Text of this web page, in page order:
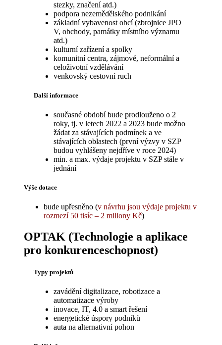
stezky, značení atd.)
podpora nezemědělského podnikání
základní vybavenost obcí (zbrojnice JPO
V, obchody, památky místního významu
atd.)
kulturní zařízení a spolky
komunitní centra, zájmové, neformální a
celoživotní vzdělávání
venkovský cestovní ruch
Další informace
současné období bude prodlouženo o 2
roky, tj. v letech 2022 a 2023 bude možno
žádat za stávajících podmínek a ve
stávajících oblastech (první výzvy v SZP
budou vyhlášeny nejdříve v roce 2024)
min. a max. výdaje projektu v SZP stále v
jednání
Výše dotace
bude upřesněno (v návrhu jsou výdaje projektu v
rozmezí 50 tisíc – 2 miliony Kč)
OPTAK (Technologie a aplikace
pro konkurenceschopnost)
Typy projektů
zavádění digitalizace, robotizace a
automatizace výroby
inovace, IT, 4.0 a smart řešení
energetické úspory podniků
auta na alternativní pohon